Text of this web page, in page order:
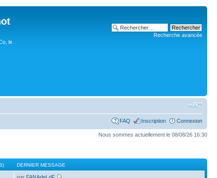
le
Recherche avancée
FAQ Inscription Connexion
Nous sommes actuellement le 08/08/26 16:30
DERNIER MESSAGE
par FANAdeLdF